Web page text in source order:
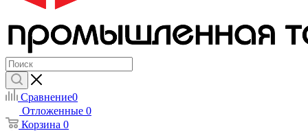
Сравнение0
Отложенные 0
Корзина 0